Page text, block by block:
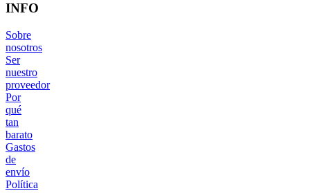
INFO
Sobre
nosotros
Ser
nuestro
proveedor
Por
qué
tan
barato
Gastos
de
envío
Política